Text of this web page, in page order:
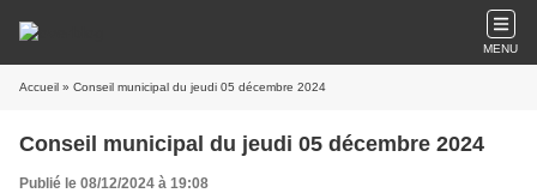
MENU
Accueil » Conseil municipal du jeudi 05 décembre 2024
Conseil municipal du jeudi 05 décembre 2024
Publié le 08/12/2024 à 19:08